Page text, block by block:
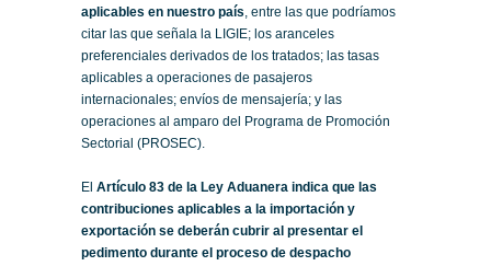
aplicables en nuestro país, entre las que podríamos
citar las que señala la LIGIE; los aranceles
preferenciales derivados de los tratados; las tasas
aplicables a operaciones de pasajeros
internacionales; envíos de mensajería; y las
operaciones al amparo del Programa de Promoción
Sectorial (PROSEC).
El Artículo 83 de la Ley Aduanera indica que las
contribuciones aplicables a la importación y
exportación se deberán cubrir al presentar el
pedimento durante el proceso de despacho